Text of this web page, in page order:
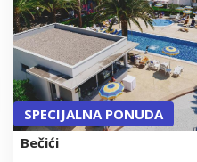
SPECIJALNA PONUDA
Bečići